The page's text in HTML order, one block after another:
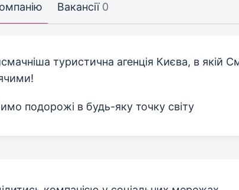
Вакансії 0
туристична агенція Києва, в якій
подорожі в будь-яку точку світу